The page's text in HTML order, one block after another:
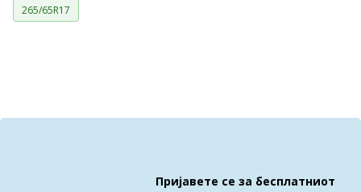
265/65R17
Пријавете се за бесплатниот